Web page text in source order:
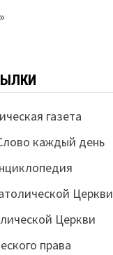
газета
каждый день
Церкви
Церкви
права